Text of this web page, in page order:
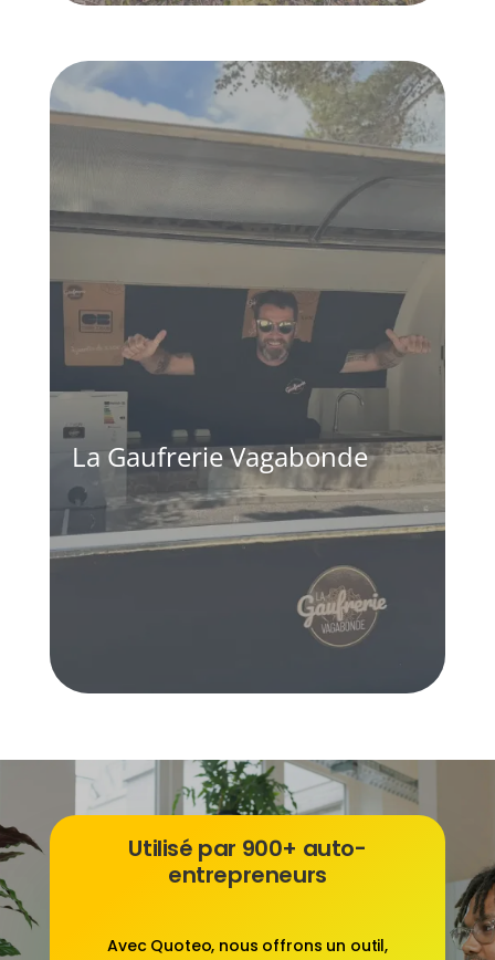
La Gaufrerie Vagabonde
Utilisé par 900+ auto-
entrepreneurs
Avec Quoteo, nous offrons un outil,